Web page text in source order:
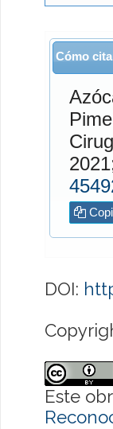
Cómo
DOI:
Este